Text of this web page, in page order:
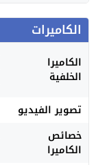
الكاميرات
الكاميرا
الخلفية
تصوير الفيديو
خصائص
الكاميرا